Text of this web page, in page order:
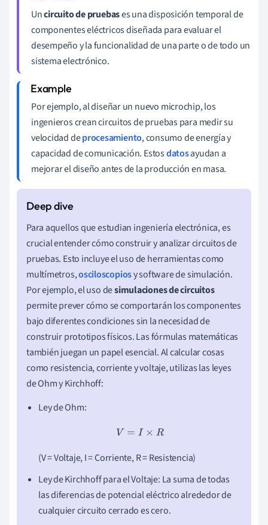
Uncircuito de pruebases una disposición temporal de
componentes eléctricos diseñada para evaluar el
desempeño y la funcionalidad de una parte o de todo un
sistema electrónico.
Por ejemplo, al diseñar un nuevo microchip, los
ingenieros crean circuitos de pruebas para medir su
velocidad deprocesamiento, consumo de energía y
capacidad de comunicación. Estosdatosayudan a
mejorar el diseño antes de la producción en masa.
Para aquellos que estudian ingeniería electrónica, es
crucial entender cómo construir y analizar circuitos de
pruebas. Esto incluye el uso de herramientas como
multímetros,osciloscopiosy software de simulación.
Por ejemplo, el uso desimulaciones de circuitos
permite prever cómo se comportarán los componentes
bajo diferentes condiciones sin la necesidad de
construir prototipos físicos. Las fórmulas matemáticas
también juegan un papel esencial. Al calcular cosas
como resistencia, corriente y voltaje, utilizas las leyes
de Ohm y Kirchhoff:
Ley de Ohm:
V=I× R
(V = Voltaje, I = Corriente, R = Resistencia)
Ley de Kirchhoff para el Voltaje: La suma de todas
las diferencias de potencial eléctrico alrededor de
cualquier circuito cerrado es cero.